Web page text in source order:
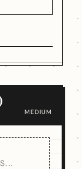
MEDIUM